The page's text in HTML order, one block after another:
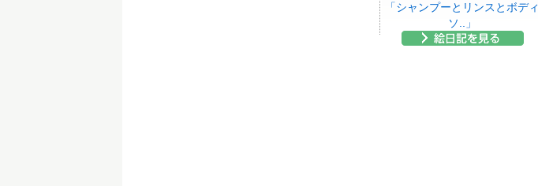
「シャンプーとリンスとボディ
ソ..」